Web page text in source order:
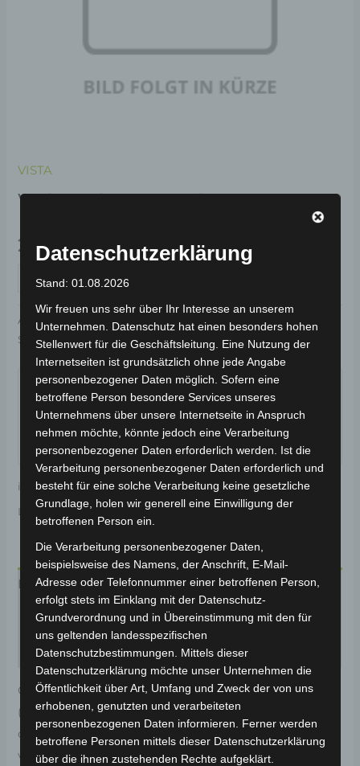
VISTA
VISTA STAHLBOLZEN
29,00€ *
IN DEN WARENKORB
Artikelnummer: 400008-0000-002 Kategorie:
VISTA
Schlagwort:
Karosserie & Verkleidung
Garantiert sicherer Checkout
inkl. 19 % MwSt.Kostenloser Versand
Lieferzeit:Versandfertig innerhalb 24 Stunden*
Beschreibung
Produktsicherheit
Rezensionen (0)
Original-Ersatzteil für das 4-Rad Seniorenmobil ECO
(Modell: VISTA T408, Hersteller: Vigrous). Die vordere
obere Verkleidung schützt und stabilisiert den
vorderen Bereich des Fahrzeugs. Weitere
Datenschutzerklärung
Stand: 01.08.2026
Wir freuen uns sehr über Ihr Interesse an unserem
Unternehmen. Datenschutz hat einen besonders hohen
Stellenwert für die Geschäftsleitung. Eine Nutzung der
Internetseiten ist grundsätzlich ohne jede Angabe
personenbezogener Daten möglich. Sofern eine
betroffene Person besondere Services unseres
Unternehmens über unsere Internetseite in Anspruch
nehmen möchte, könnte jedoch eine Verarbeitung
personenbezogener Daten erforderlich werden. Ist die
Verarbeitung personenbezogener Daten erforderlich und
besteht für eine solche Verarbeitung keine gesetzliche
Grundlage, holen wir generell eine Einwilligung der
betroffenen Person ein.
Die Verarbeitung personenbezogener Daten,
beispielsweise des Namens, der Anschrift, E-Mail-
Adresse oder Telefonnummer einer betroffenen Person,
erfolgt stets im Einklang mit der Datenschutz-
Grundverordnung und in Übereinstimmung mit den für
uns geltenden landesspezifischen
Datenschutzbestimmungen. Mittels dieser
Datenschutzerklärung möchte unser Unternehmen die
Öffentlichkeit über Art, Umfang und Zweck der von uns
erhobenen, genutzten und verarbeiteten
personenbezogenen Daten informieren. Ferner werden
betroffene Personen mittels dieser Datenschutzerklärung
über die ihnen zustehenden Rechte aufgeklärt.